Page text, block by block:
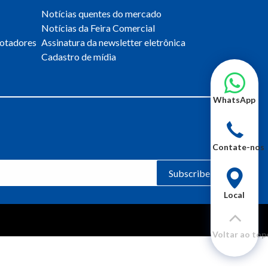
Notícias quentes do mercado
Notícias da Feira Comercial
Assinatura da newsletter eletrônica
Cadastro de mídia
Subscribe
WhatsApp
Contate-nos
Local
Voltar ao